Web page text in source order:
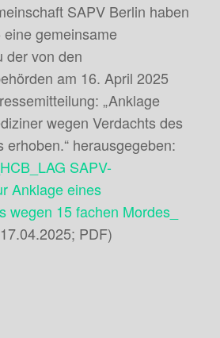
SAPV Berlin haben
gemeinsame
der von den
am 16. April 2025
„Anklage
wegen Verdachts des
erhoben.“ herausgegeben:
SAPV-
Anklage eines
wegen 15 fachen Mordes_
PDF)